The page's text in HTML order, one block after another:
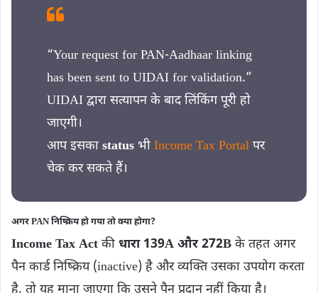
“Your request for PAN-Aadhaar linking
has been sent to UIDAI for validation.”
UIDAI द्वारा सत्यापन के बाद लिंकिंग पूरी हो
जाएगी।
आप इसका status भी Income Tax Portal पर
चेक कर सकते हैं।
अगर PAN निष्क्रिय हो गया तो क्या होगा?
Income Tax Act की धारा 139A और 272B के तहत अगर
पैन कार्ड निष्क्रिय (inactive) है और व्यक्ति उसका उपयोग करता
है, तो यह माना जाएगा कि उसने पैन प्रदान नहीं किया है।